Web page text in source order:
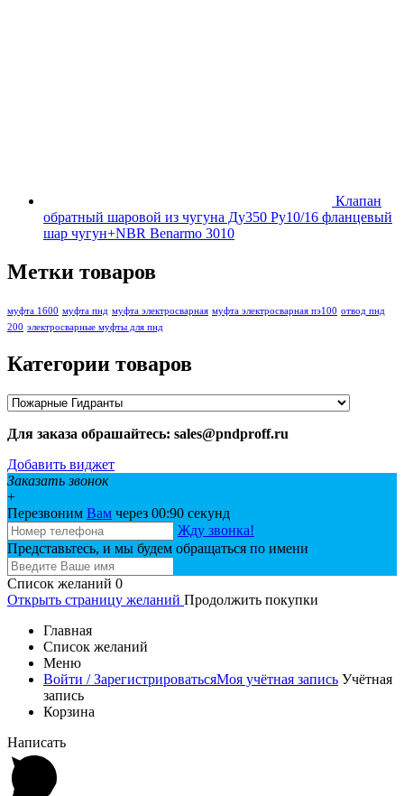
Клапан
обратный шаровой из чугуна Ду350 Ру10/16 фланцевый
шар чугун+NBR Benarmo 3010
Метки товаров
муфта 1600 муфта пнд муфта электросварная муфта электросварная пэ100 отвод пнд
200 электросварные муфты для пнд
Категории товаров
Для заказа обрашайтесь: sales@pndproff.ru
Добавить виджет
Заказать звонок
+
Перезвоним Вам через 00:90 секунд
Жду звонка!
Представьтесь, и мы будем обращаться по имени
Список желаний 0
Открыть страницу желаний Продолжить покупки
Главная
Список желаний
Меню
Войти / ЗарегистрироватьсяМоя учётная запись Учётная
запись
Корзина
Написать